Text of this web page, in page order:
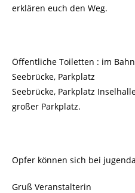
erklären euch den Weg.
Öffentliche Toiletten : im
Seebrücke, Parkplatz
Seebrücke, Parkplatz
großer Parkplatz.
Opfer können sich bei
Gruß Veranstalterin